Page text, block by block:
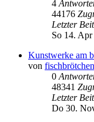
4
44176
Letzter
So 14.
Kunstwerke am
von
0
48341
Letzter
Do 30.